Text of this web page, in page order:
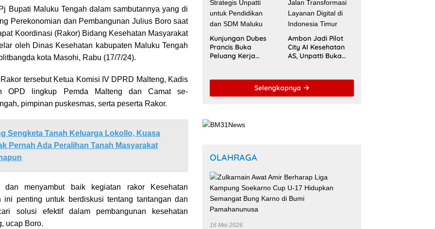
Bupati Maluku Tengah dalam sambutannya yang di
Perekonomian dan Pembangunan Julius Boro saat
Koordinasi (Rakor) Bidang Kesehatan Masyarakat
oleh Dinas Kesehatan kabupaten Maluku Tengah
kota Masohi, Rabu (17/7/24).
tersebut Ketua Komisi IV DPRD Malteng, Kadis
OPD lingkup Pemda Malteng dan Camat se-
pimpinan puskesmas, serta peserta Rakor.
Sengketa Tanah Keluarga Lokollo, Kuasa
Pernah Ada Peralihan Tanah Masyarakat
dan menyambut baik kegiatan rakor Kesehatan
ini penting untuk berdiskusi tentang tantangan dan
solusi efektif dalam pembangunan kesehatan
ucap Boro.
Kunjungan Dubes
Prancis Buka
Peluang Kerja
Pendidikan dan
Ambon Jadi Pilot
City AI Kesehatan
AS, Unpatti Buka
Indonesia Timur
Selengkapnya
OLAHRAGA
16 Mei 2026